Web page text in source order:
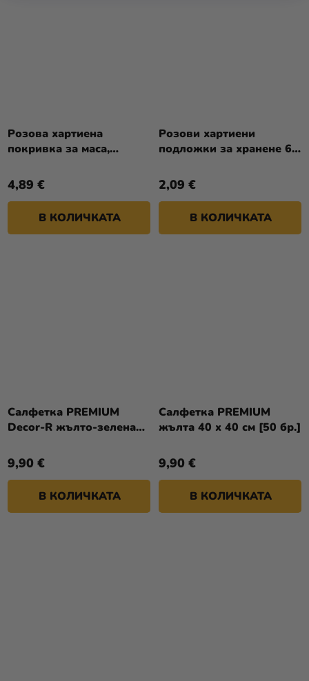
Розова хартиена
покривка за маса,
4,89 €
В КОЛИЧКАТА
Розови хартиени
подложки за хранене 6
2,09 €
В КОЛИЧКАТА
Салфетка PREMIUM
Decor-R жълто-зелена
9,90 €
В КОЛИЧКАТА
Салфетка PREMIUM
жълта 40 x 40 см [50 бр.]
9,90 €
В КОЛИЧКАТА